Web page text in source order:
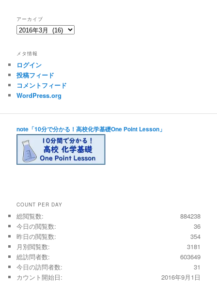
アーカイブ
ア
イ
ブ
メタ情報
ログイン
投稿フィード
コメントフィード
WordPress.org
note「10分で分かる！高校化学基礎One Point Lesson」
COUNT PER DAY
884238
総閲覧数:
36
今日の閲覧数:
354
昨日の閲覧数:
3181
月別閲覧数:
603649
総訪問者数:
31
今日の訪問者数:
2016年9月1日
カウント開始日: